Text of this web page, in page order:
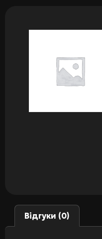
Відгуки (0)